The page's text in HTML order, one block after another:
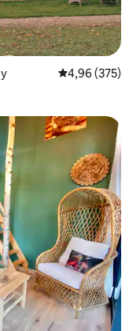
4,96 de uma
4,96 (375)